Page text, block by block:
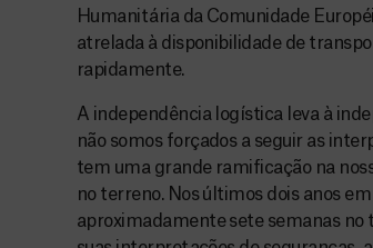
Humanitária da Comunidade
atrelada à disponibilidade de
rapidamente.
A independência logística leva à
não somos forçados a seguir as
tem uma grande ramificação na
no terreno. Nos últimos dois anos
aproximadamente sete semanas no